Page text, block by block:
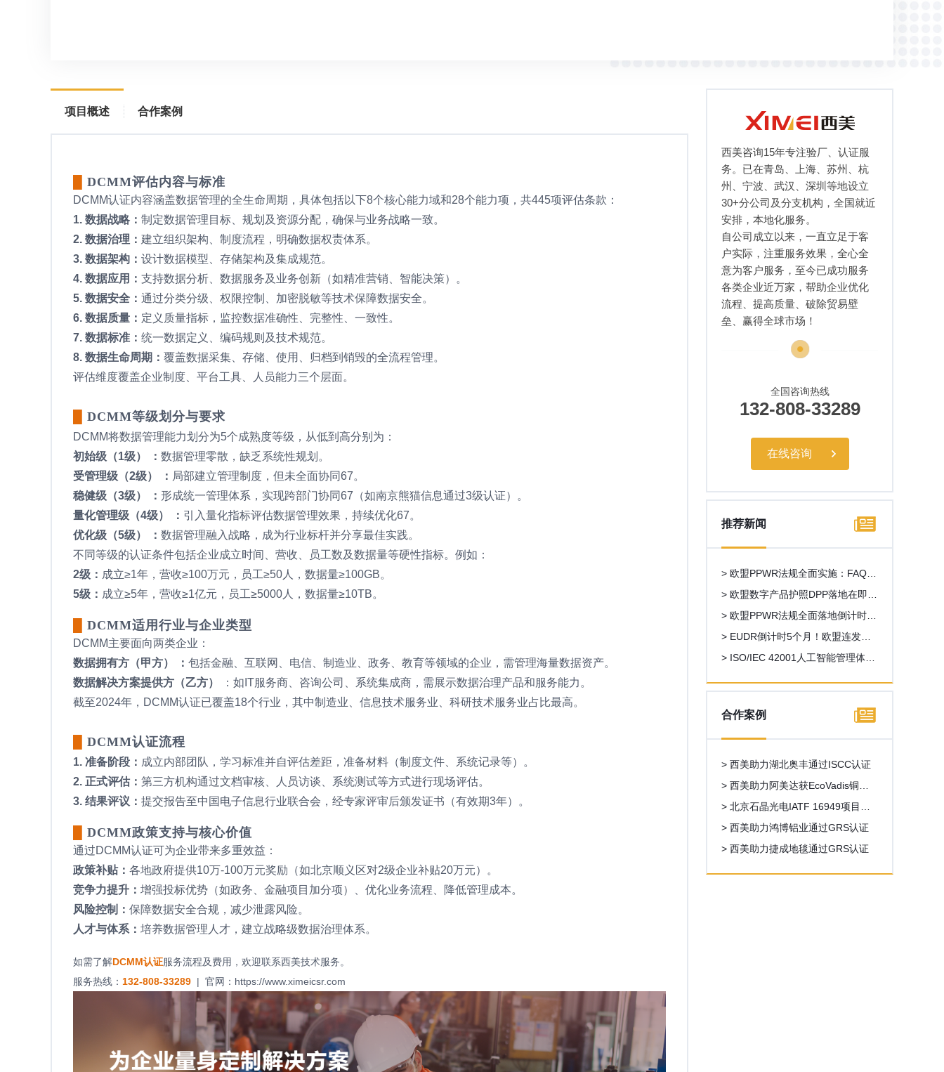
西美咨询15年专注验厂、认证服
务。已在青岛、上海、苏州、杭
州、宁波、武汉、深圳等地设立
30+分公司及分支机构，全国就近
安排，本地化服务。
自公司成立以来，一直立足于客
户实际，注重服务效果，全心全
意为客户服务，至今已成功服务
各类企业近万家，帮助企业优化
流程、提高质量、破除贸易壁
垒、赢得全球市场！
全国咨询热线
132-808-33289
在线咨询
推荐新闻
> 欧盟PPWR法规全面实施：FAQ第
二版发布，多项关键问题获官方澄
清
> 欧盟数字产品护照DPP落地在即，
外贸出口新一轮数字化合规浪潮来
袭
> 欧盟PPWR法规全面落地倒计时！
外贸企业一站式合规操作指南
> EUDR倒计时5个月！欧盟连发重
磅新规，中国企业合规路线图全解
> ISO/IEC 42001人工智能管理体系
合作案例
> 西美助力湖北奥丰通过ISCC认证
> 西美助力阿美达获EcoVadis铜牌6
8分，超出目标分数18
> 北京石晶光电IATF 16949项目启
动
> 西美助力鸿博铝业通过GRS认证
> 西美助力捷成地毯通过GRS认证
项目概述 合作案例
DCMM评估内容与标准
DCMM认证内容涵盖数据管理的全生命周期，具体包括以下8个核心能力域和28个能力项，共445项评估条款：
1. 数据战略： 制定数据管理目标、规划及资源分配，确保与业务战略一致。
2. 数据治理： 建立组织架构、制度流程，明确数据权责体系。
3. 数据架构： 设计数据模型、存储架构及集成规范。
4. 数据应用： 支持数据分析、数据服务及业务创新（如精准营销、智能决策）。
5. 数据安全： 通过分类分级、权限控制、加密脱敏等技术保障数据安全。
6. 数据质量： 定义质量指标，监控数据准确性、完整性、一致性。
7. 数据标准： 统一数据定义、编码规则及技术规范。
8. 数据生命周期： 覆盖数据采集、存储、使用、归档到销毁的全流程管理。
评估维度覆盖企业制度、平台工具、人员能力三个层面。
DCMM等级划分与要求
DCMM将数据管理能力划分为5个成熟度等级，从低到高分别为：
初始级（1级） ： 数据管理零散，缺乏系统性规划。
受管理级（2级） ： 局部建立管理制度，但未全面协同67。
稳健级（3级） ： 形成统一管理体系，实现跨部门协同67（如南京熊猫信息通过3级认证）。
量化管理级（4级） ： 引入量化指标评估数据管理效果，持续优化67。
优化级（5级） ： 数据管理融入战略，成为行业标杆并分享最佳实践。
不同等级的认证条件包括企业成立时间、营收、员工数及数据量等硬性指标。例如：
2级： 成立≥1年，营收≥100万元，员工≥50人，数据量≥100GB。
5级： 成立≥5年，营收≥1亿元，员工≥5000人，数据量≥10TB。
DCMM适用行业与企业类型
DCMM主要面向两类企业：
数据拥有方（甲方） ： 包括金融、互联网、电信、制造业、政务、教育等领域的企业，需管理海量数据资产。
数据解决方案提供方（乙方）
：如IT服务商、咨询公司、系统集成商，需展示数据治理产品和服务能力。
截至2024年，DCMM认证已覆盖18个行业，其中制造业、信息技术服务业、科研技术服务业占比最高。
DCMM认证流程
1. 准备阶段： 成立内部团队，学习标准并自评估差距，准备材料（制度文件、系统记录等）。
2. 正式评估： 第三方机构通过文档审核、人员访谈、系统测试等方式进行现场评估。
3. 结果评议： 提交报告至中国电子信息行业联合会，经专家评审后颁发证书（有效期3年）。
DCMM政策支持与核心价值
通过DCMM认证可为企业带来多重效益：
政策补贴： 各地政府提供10万-100万元奖励（如北京顺义区对2级企业补贴20万元）。
竞争力提升： 增强投标优势（如政务、金融项目加分项）、优化业务流程、降低管理成本。
风险控制： 保障数据安全合规，减少泄露风险。
人才与体系： 培养数据管理人才，建立战略级数据治理体系。
如需了解DCMM认证服务流程及费用，欢迎联系西美技术服务。
服务热线： 132-808-33289 | 官网： https://www.ximeicsr.com